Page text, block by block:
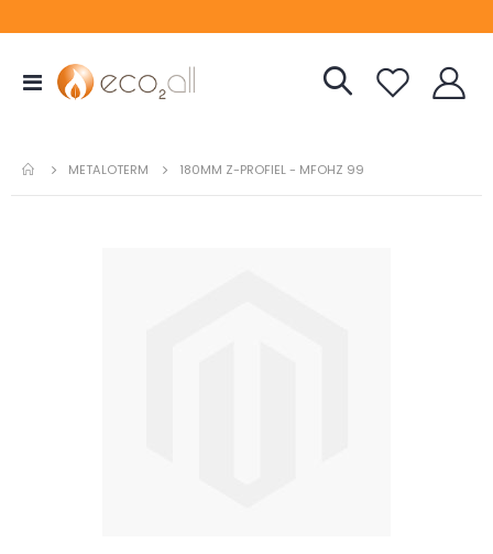
Toggle
Nav
METALOTERM 180MM Z-PROFIEL - MFOHZ 99